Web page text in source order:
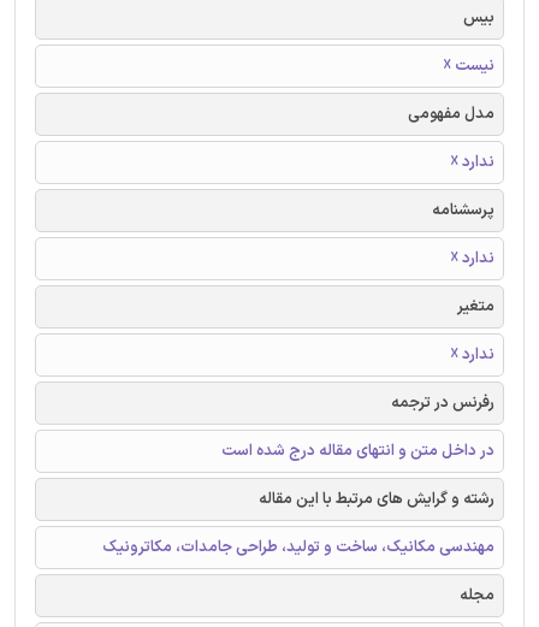
بیس
نیست ☓
مدل مفهومی
ندارد ☓
پرسشنامه
ندارد ☓
متغیر
ندارد ☓
رفرنس در ترجمه
در داخل متن و انتهای مقاله درج شده است
رشته و گرایش های مرتبط با این مقاله
مهندسی مکانیک، ساخت و تولید، طراحی جامدات، مکاترونیک
مجله